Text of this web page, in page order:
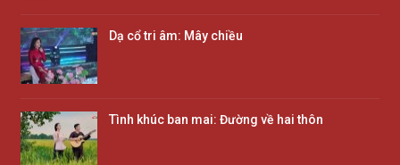
Dạ cổ tri âm: Mây chiều
Tình khúc ban mai: Đường về hai thôn